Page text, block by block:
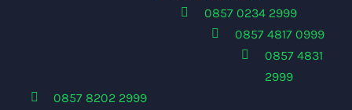
0857 0234 2999
0857 4817 0999
0857 4831
2999
0857 8202 2999